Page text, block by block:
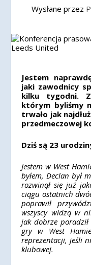
Wysłane przez
Jestem
jaki zawodnicy
kilku tygodni.
którym byliśmy
trwało jak
przedmeczowej
Dziś są 23
Jestem w West
byłem, Declan był
rozwinął się już
ciągu ostatnich
poprawił
wszyscy widzą w
jak dobrze
gry w West
reprezentacji, jeśli
klubowej.